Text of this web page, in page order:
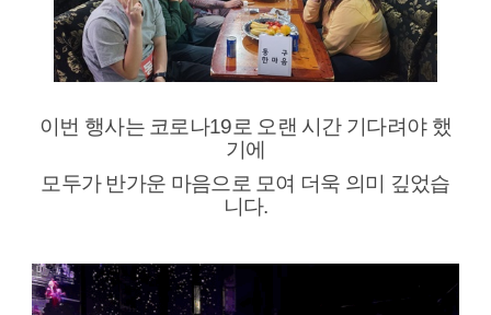
이번 행사는 코로나19로 오랜 시간 기다려야 했
기에
모두가 반가운 마음으로 모여 더욱 의미 깊었습
니다.